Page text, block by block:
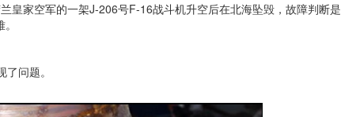
皇家空军的一架J-206号F-16战斗机升空后在北海坠毁，故障判断是
问题。